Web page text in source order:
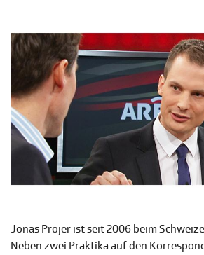
Jonas Projer ist seit 2006 beim
Neben zwei Praktika auf den